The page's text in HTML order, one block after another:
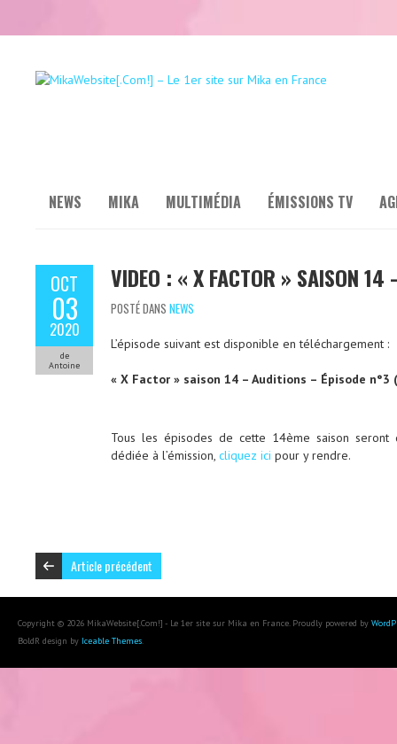
NEWS MIKA MULTIMÉDIA ÉMISSIONS TV
OCT
03
2020
de
Antoine
VIDEO : « X FACTOR » SAISON
POSTÉ DANS NEWS
L’épisode suivant est disponible en téléchargement :
« X Factor » saison 14 – Auditions – Épisode n°3
Tous les épisodes de cette 14ème saison
dédiée à l’émission, cliquez ici pour y rendre.
Article précédent
Copyright © 2026 MikaWebsite[.Com!] - Le 1er site sur Mika en France. Proudly powered by
BoldR design by Iceable Themes.